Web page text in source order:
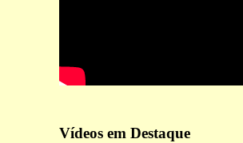
Vídeos em Destaque